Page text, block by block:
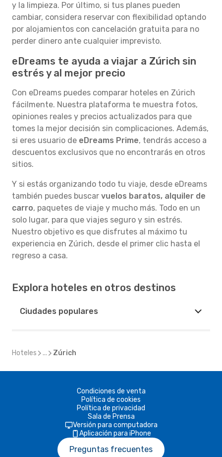
y la limpieza. Por último, si tus planes pueden
cambiar, considera reservar con flexibilidad optando
por alojamientos con cancelación gratuita para no
perder dinero ante cualquier imprevisto.
eDreams te ayuda a viajar a Zúrich sin
estrés y al mejor precio
Con eDreams puedes comparar hoteles en Zúrich
fácilmente. Nuestra plataforma te muestra fotos,
opiniones reales y precios actualizados para que
tomes la mejor decisión sin complicaciones. Además,
si eres usuario de eDreams Prime, tendrás acceso a
descuentos exclusivos que no encontrarás en otros
sitios.
Y si estás organizando todo tu viaje, desde eDreams
también puedes buscar vuelos baratos, alquiler de
carro, paquetes de viaje y mucho más. Todo en un
solo lugar, para que viajes seguro y sin estrés.
Nuestro objetivo es que disfrutes al máximo tu
experiencia en Zúrich, desde el primer clic hasta el
regreso a casa.
Explora hoteles en otros destinos
Ciudades populares
Hoteles ... Zúrich
Condiciones de venta
Política de cookies
Política de privacidad
Sala de Prensa
Versión para computadora
Aplicación para iPhone
Preguntas frecuentes